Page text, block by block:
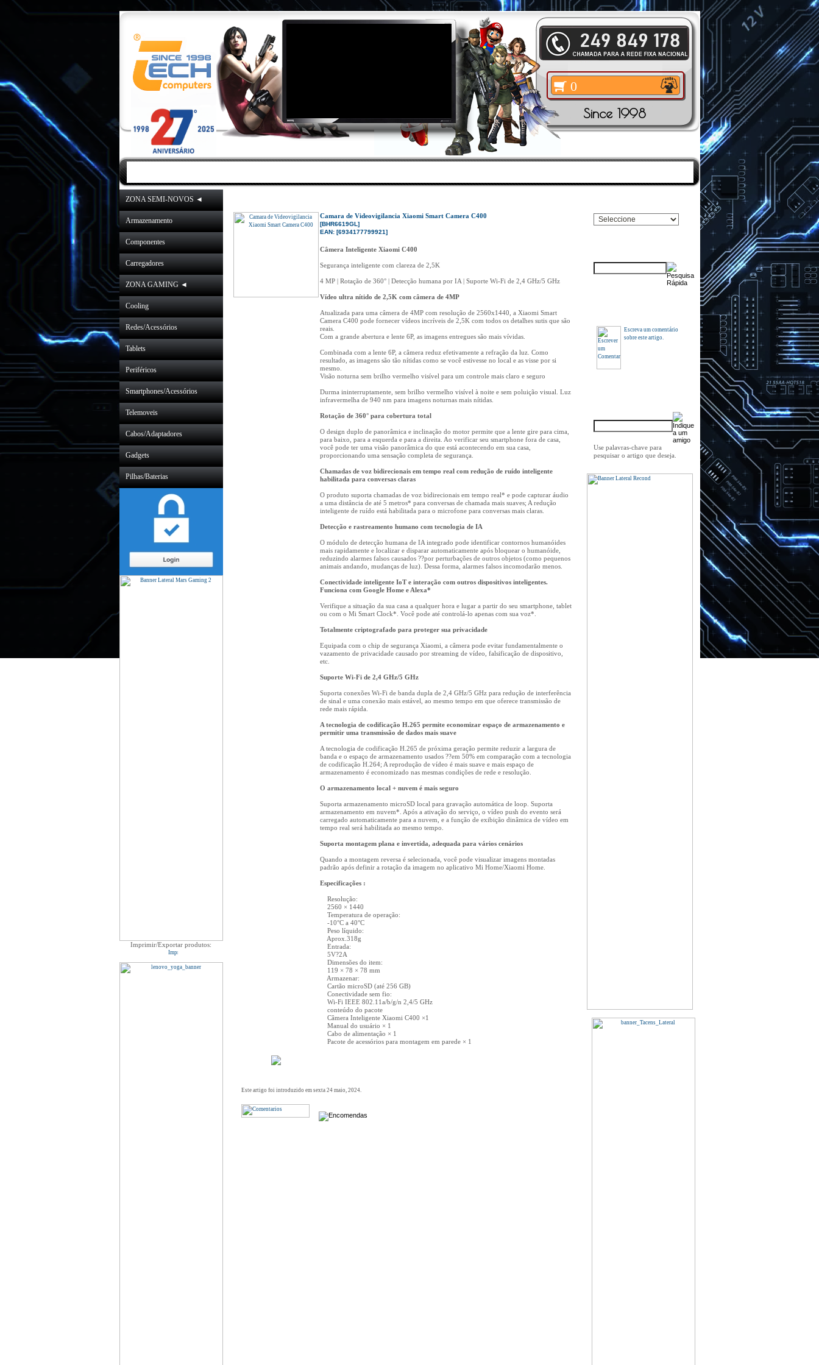
>
0
Since 1998
ZONA SEMI-NOVOS ◄
Armazenamento
Componentes
Carregadores
ZONA GAMING ◄
Cooling
Redes/Acessórios
Tablets
Periféricos
Smartphones/Acessórios
Telemoveis
Cabos/Adaptadores
Gadgets
Pilhas/Baterias
Imprimir/Exportar produtos:
Camara de Videovigilancia Xiaomi Smart Camera C400
[BHR6619GL]
EAN: [6934177799921]
Câmera Inteligente Xiaomi C400
Segurança inteligente com clareza de 2,5K
4 MP | Rotação de 360° | Detecção humana por IA | Suporte Wi-Fi de 2,4 GHz/5 GHz
Vídeo ultra nítido de 2,5K com câmera de 4MP
Atualizada para uma câmera de 4MP com resolução de 2560x1440, a Xiaomi Smart
Camera C400 pode fornecer vídeos incríveis de 2,5K com todos os detalhes sutis que são
reais.
Com a grande abertura e lente 6P, as imagens entregues são mais vívidas.
Combinada com a lente 6P, a câmera reduz efetivamente a refração da luz. Como
resultado, as imagens são tão nítidas como se você estivesse no local e as visse por si
mesmo.
Visão noturna sem brilho vermelho visível para um controle mais claro e seguro
Durma ininterruptamente, sem brilho vermelho visível à noite e sem poluição visual. Luz
infravermelha de 940 nm para imagens noturnas mais nítidas.
Rotação de 360° para cobertura total
O design duplo de panorâmica e inclinação do motor permite que a lente gire para cima,
para baixo, para a esquerda e para a direita. Ao verificar seu smartphone fora de casa,
você pode ter uma visão panorâmica do que está acontecendo em sua casa,
proporcionando uma sensação completa de segurança.
Chamadas de voz bidirecionais em tempo real com redução de ruído inteligente
habilitada para conversas claras
O produto suporta chamadas de voz bidirecionais em tempo real* e pode capturar áudio
a uma distância de até 5 metros* para conversas de chamada mais suaves; A redução
inteligente de ruído está habilitada para o microfone para conversas mais claras.
Detecção e rastreamento humano com tecnologia de IA
O módulo de detecção humana de IA integrado pode identificar contornos humanóides
mais rapidamente e localizar e disparar automaticamente após bloquear o humanóide,
reduzindo alarmes falsos causados ??por perturbações de outros objetos (como pequenos
animais andando, mudanças de luz). Dessa forma, alarmes falsos incomodarão menos.
Conectividade inteligente IoT e interação com outros dispositivos inteligentes.
Funciona com Google Home e Alexa*
Verifique a situação da sua casa a qualquer hora e lugar a partir do seu smartphone, tablet
ou com o Mi Smart Clock*. Você pode até controlá-lo apenas com sua voz*.
Totalmente criptografado para proteger sua privacidade
Equipada com o chip de segurança Xiaomi, a câmera pode evitar fundamentalmente o
vazamento de privacidade causado por streaming de vídeo, falsificação de dispositivo,
etc.
Suporte Wi-Fi de 2,4 GHz/5 GHz
Suporta conexões Wi-Fi de banda dupla de 2,4 GHz/5 GHz para redução de interferência
de sinal e uma conexão mais estável, ao mesmo tempo em que oferece transmissão de
rede mais rápida.
A tecnologia de codificação H.265 permite economizar espaço de armazenamento e
permitir uma transmissão de dados mais suave
A tecnologia de codificação H.265 de próxima geração permite reduzir a largura de
banda e o espaço de armazenamento usados ??em 50% em comparação com a tecnologia
de codificação H.264; A reprodução de vídeo é mais suave e mais espaço de
armazenamento é economizado nas mesmas condições de rede e resolução.
O armazenamento local + nuvem é mais seguro
Suporta armazenamento microSD local para gravação automática de loop. Suporta
armazenamento em nuvem*. Após a ativação do serviço, o vídeo push do evento será
carregado automaticamente para a nuvem, e a função de exibição dinâmica de vídeo em
tempo real será habilitada ao mesmo tempo.
Suporta montagem plana e invertida, adequada para vários cenários
Quando a montagem reversa é selecionada, você pode visualizar imagens montadas
padrão após definir a rotação da imagem no aplicativo Mi Home/Xiaomi Home.
Especificações :
Resolução:
2560 × 1440
Temperatura de operação:
-10°C a 40°C
Peso líquido:
Aprox.318g
Entrada:
5V?2A
Dimensões do item:
119 × 78 × 78 mm
Armazenar:
Cartão microSD (até 256 GB)
Conectividade sem fio:
Wi-Fi IEEE 802.11a/b/g/n 2,4/5 GHz
conteúdo do pacote
Câmera Inteligente Xiaomi C400 ×1
Manual do usuário × 1
Cabo de alimentação × 1
Pacote de acessórios para montagem em parede × 1
Este artigo foi introduzido em sexta 24 maio, 2024.
Escreva um comentário
sobre este artigo.
Use palavras-chave para
pesquisar o artigo que deseja.